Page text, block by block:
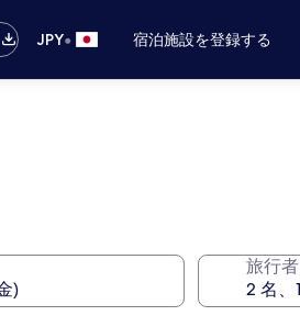
JPY• 宿泊施設を登録する
旅行者